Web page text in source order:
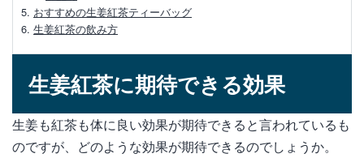
み方タイミング
っぷり
おすすめの生姜紅茶ティーバッグ
生姜紅茶の飲み方
生姜紅茶に期待できる効果
生姜も紅茶も体に良い効果が期待できると言われているも
のですが、どのような効果が期待できるのでしょうか。